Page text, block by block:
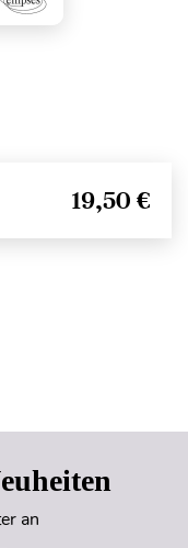
19,50 €
an